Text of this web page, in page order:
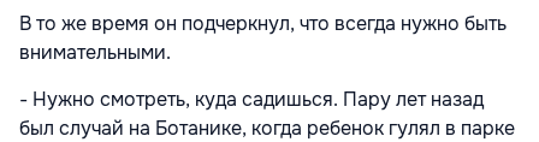
В то же время он подчеркнул, что всегда нужно быть
внимательными.
- Нужно смотреть, куда садишься. Пару лет назад
был случай на Ботанике, когда ребенок гулял в парке